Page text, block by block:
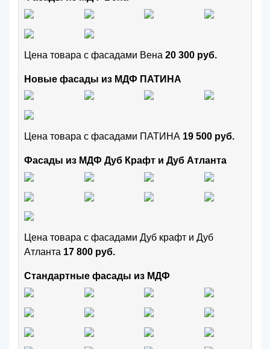
Цена товара с фасадами Вена 20 300 руб.
Новые фасады из МДФ ПАТИНА
Цена товара с фасадами ПАТИНА 19 500 руб.
Фасады из МДФ Дуб Крафт и Дуб Атланта
Цена товара с фасадами Дуб крафт и Дуб
Атланта 17 800 руб.
Стандартные фасады из МДФ